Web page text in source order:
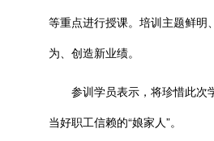
等重点进行授课。培训主题鲜明
为、创造新业绩。
参训学员表示，将珍惜此次学
当好职工信赖的“娘家人”。